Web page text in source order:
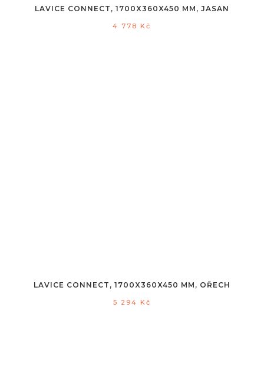
LAVICE CONNECT, 1700X360X450 MM, JASAN
4 778 Kč
LAVICE CONNECT, 1700X360X450 MM, OŘECH
5 294 Kč